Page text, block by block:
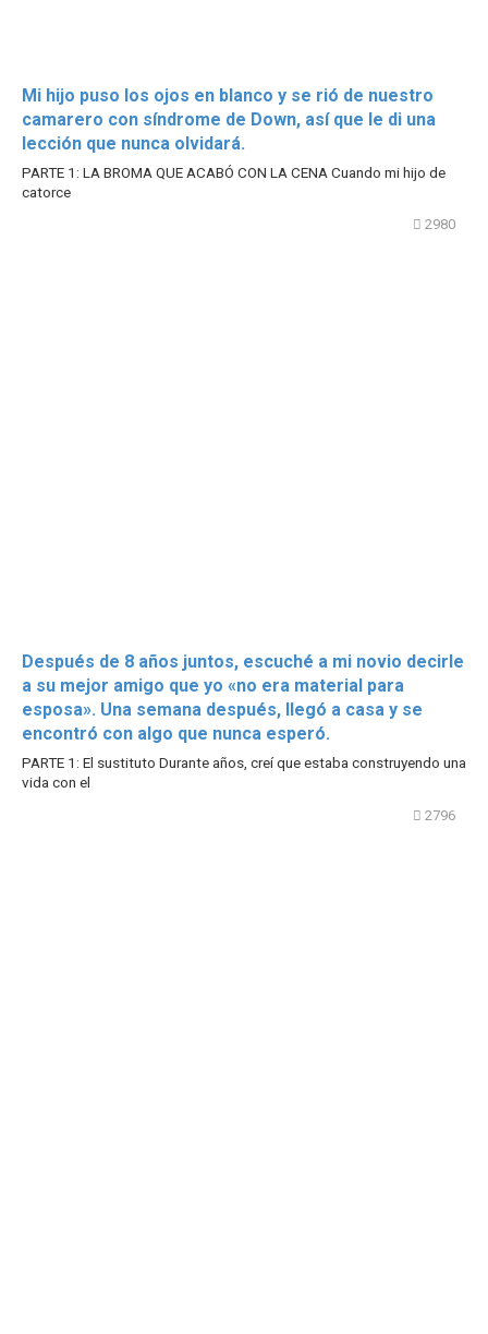
Mi hijo puso los ojos en blanco y se rió de nuestro
camarero con síndrome de Down, así que le di una
lección que nunca olvidará.
PARTE 1: LA BROMA QUE ACABÓ CON LA CENA Cuando mi hijo de
catorce
2980
Después de 8 años juntos, escuché a mi novio decirle
a su mejor amigo que yo «no era material para
esposa». Una semana después, llegó a casa y se
encontró con algo que nunca esperó.
PARTE 1: El sustituto Durante años, creí que estaba construyendo una
vida con el
2796